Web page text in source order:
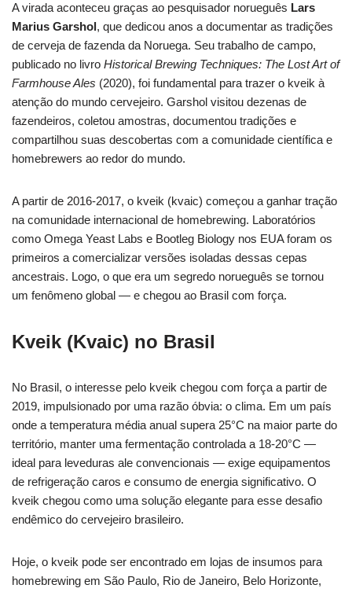
A virada aconteceu graças ao pesquisador norueguês Lars
Marius Garshol, que dedicou anos a documentar as tradições
de cerveja de fazenda da Noruega. Seu trabalho de campo,
publicado no livro Historical Brewing Techniques: The Lost Art of
Farmhouse Ales (2020), foi fundamental para trazer o kveik à
atenção do mundo cervejeiro. Garshol visitou dezenas de
fazendeiros, coletou amostras, documentou tradições e
compartilhou suas descobertas com a comunidade científica e
homebrewers ao redor do mundo.
A partir de 2016-2017, o kveik (kvaic) começou a ganhar tração
na comunidade internacional de homebrewing. Laboratórios
como Omega Yeast Labs e Bootleg Biology nos EUA foram os
primeiros a comercializar versões isoladas dessas cepas
ancestrais. Logo, o que era um segredo norueguês se tornou
um fenômeno global — e chegou ao Brasil com força.
Kveik (Kvaic) no Brasil
No Brasil, o interesse pelo kveik chegou com força a partir de
2019, impulsionado por uma razão óbvia: o clima. Em um país
onde a temperatura média anual supera 25°C na maior parte do
território, manter uma fermentação controlada a 18-20°C —
ideal para leveduras ale convencionais — exige equipamentos
de refrigeração caros e consumo de energia significativo. O
kveik chegou como uma solução elegante para esse desafio
endêmico do cervejeiro brasileiro.
Hoje, o kveik pode ser encontrado em lojas de insumos para
homebrewing em São Paulo, Rio de Janeiro, Belo Horizonte,